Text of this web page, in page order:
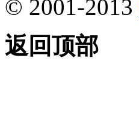
© 2001-2013
返回顶部